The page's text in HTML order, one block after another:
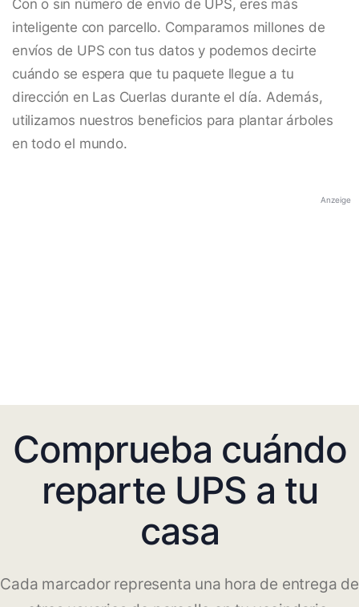
Con o sin número de envío de UPS, eres más
inteligente con parcello. Comparamos millones de
envíos de UPS con tus datos y podemos decirte
cuándo se espera que tu paquete llegue a tu
dirección en Las Cuerlas durante el día. Además,
utilizamos nuestros beneficios para plantar árboles
en todo el mundo.
Anzeige
Comprueba cuándo
reparte UPS a tu
casa
Cada marcador representa una hora de entrega de